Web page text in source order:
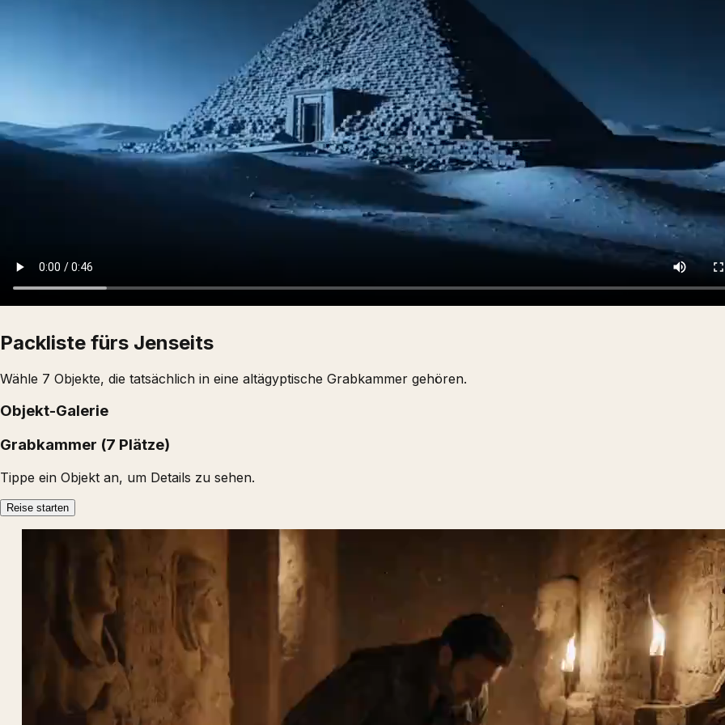
Packliste fürs Jenseits
Wähle 7 Objekte, die tatsächlich in eine altägyptische Grabkammer gehören.
Objekt-Galerie
Grabkammer (7 Plätze)
Tippe ein Objekt an, um Details zu sehen.
Reise starten